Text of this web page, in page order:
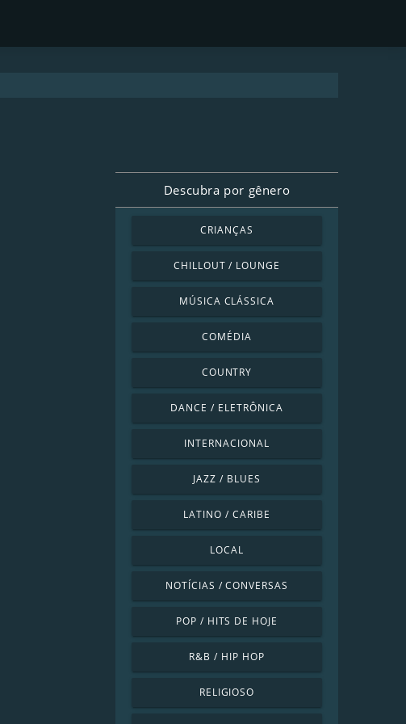
Descubra por gênero
CRIANÇAS
CHILLOUT / LOUNGE
MÚSICA CLÁSSICA
COMÉDIA
COUNTRY
DANCE / ELETRÔNICA
INTERNACIONAL
JAZZ / BLUES
LATINO / CARIBE
LOCAL
NOTÍCIAS / CONVERSAS
POP / HITS DE HOJE
R&B / HIP HOP
RELIGIOSO